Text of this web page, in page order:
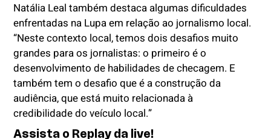
Natália Leal também destaca algumas dificuldades
enfrentadas na Lupa em relação ao jornalismo local.
“Neste contexto local, temos dois desafios muito
grandes para os jornalistas: o primeiro é o
desenvolvimento de habilidades de checagem. E
também tem o desafio que é a construção da
audiência, que está muito relacionada à
credibilidade do veículo local.”
Assista o Replay da live!